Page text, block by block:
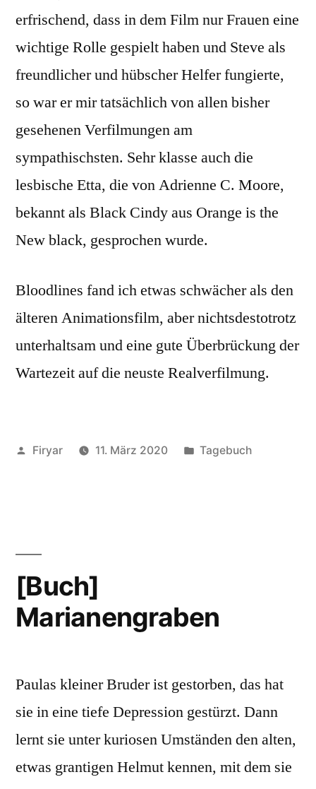
erfrischend, dass in dem Film nur Frauen eine
wichtige Rolle gespielt haben und Steve als
freundlicher und hübscher Helfer fungierte,
so war er mir tatsächlich von allen bisher
gesehenen Verfilmungen am
sympathischsten. Sehr klasse auch die
lesbische Etta, die von Adrienne C. Moore,
bekannt als Black Cindy aus Orange is the
New black, gesprochen wurde.
Bloodlines fand ich etwas schwächer als den
älteren Animationsfilm, aber nichtsdestotrotz
unterhaltsam und eine gute Überbrückung der
Wartezeit auf die neuste Realverfilmung.
Veröffentlicht
Firyar 11. März 2020
Veröffentlicht
Tagebuch
[Buch]
Marianengraben
Paulas kleiner Bruder ist gestorben, das hat
sie in eine tiefe Depression gestürzt. Dann
lernt sie unter kuriosen Umständen den alten,
etwas grantigen Helmut kennen, mit dem sie